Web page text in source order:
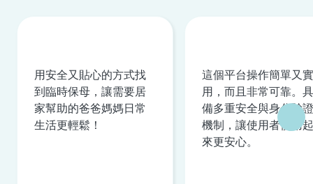
用安全又貼心的方式找
到臨時保母，讓需要居
家幫助的爸爸媽媽日常
生活更輕鬆！
這個平台操作簡單又實
用，而且非常可靠。具
備多重安全與身分驗證
機制，讓使用者使用起
來更安心。